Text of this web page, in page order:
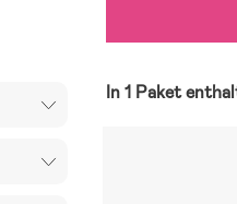
In 1 Paket